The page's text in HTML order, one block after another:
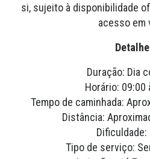
si, sujeito à disponibilidade
acesso em
Duração: Dia
Horário: 09:00
Tempo de caminhada:
Distância:
Tipo de serviço: